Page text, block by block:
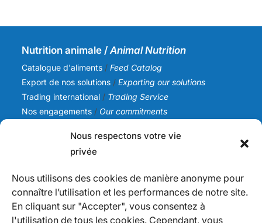
Nous respectons votre vie
privée
Nous utilisons des cookies de manière anonyme pour
connaître l’utilisation et les performances de notre site.
En cliquant sur "Accepter", vous consentez à
l'utilisation de tous les cookies. Cependant, vous
Nutrition animale / Animal Nutrition
Catalogue d'aliments /Feed Catalog
Export de nos solutions /Exporting our solutions
Trading international / Trading Service
Nos engagements / Our commitments
Notre histoire/Our story
Nos valeurs/ Our values
Actualités/News